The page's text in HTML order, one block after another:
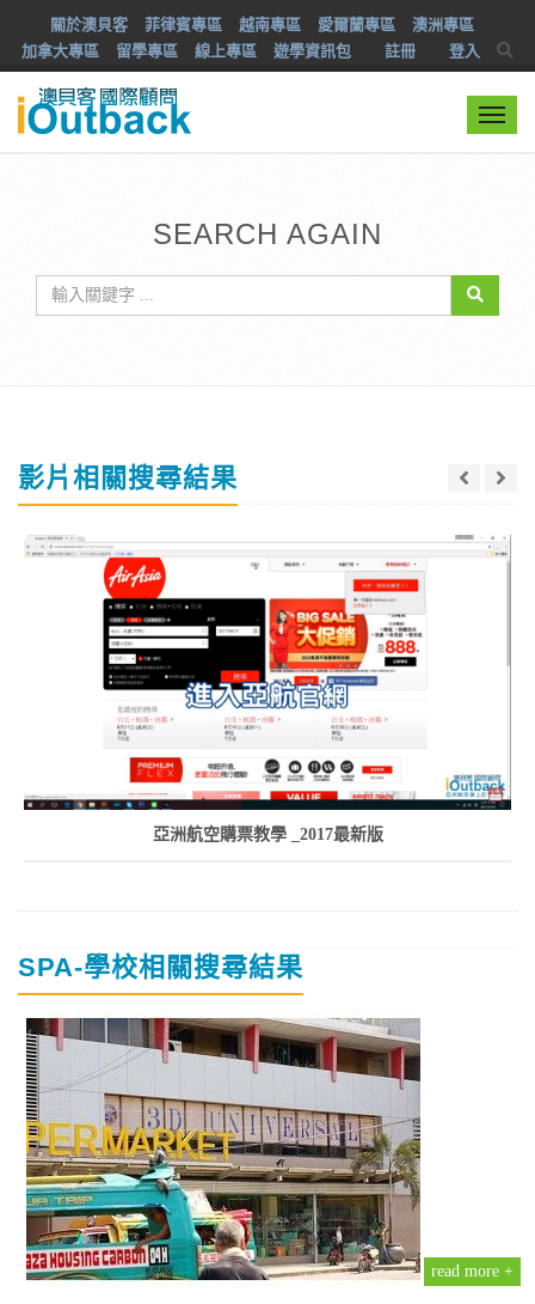
關於澳貝客 菲律賓專區 越南專區 愛爾蘭專區
澳洲專區
加拿大專區
留學專區 線上專區 遊學資訊包 註冊 登入
SEARCH AGAIN
影片相關搜尋結果
亞洲航空購票教學 _2017最新版
SPA-學校相關搜尋結果
read more +